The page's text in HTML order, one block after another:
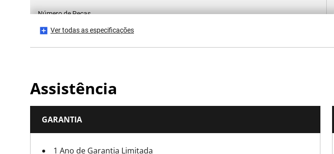
Número de Peças
Altura do produto [mm]
Comprimento do produto [mm]
Peso do produto [Kg]
Ver todas as especificações
Assistência
GARANTIA
1 Ano de Garantia Limitada